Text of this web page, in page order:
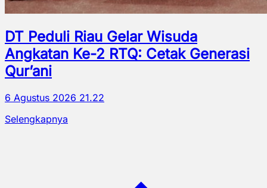
DT Peduli Riau Gelar Wisuda
Angkatan Ke-2 RTQ: Cetak Generasi
Qur’ani
6 Agustus 2026 21.22
Selengkapnya